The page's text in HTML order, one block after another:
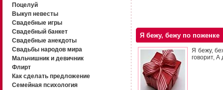
Поцелуй
Выкуп невесты
Свадебные игры
Свадебный банкет
Свадебные анекдоты
Свадьбы народов мира
Мальчишник и девичник
Флирт
Как сделать предложение
Семейная психология
Я бежу, бежу по поженке
Я бежу,
говорит, А